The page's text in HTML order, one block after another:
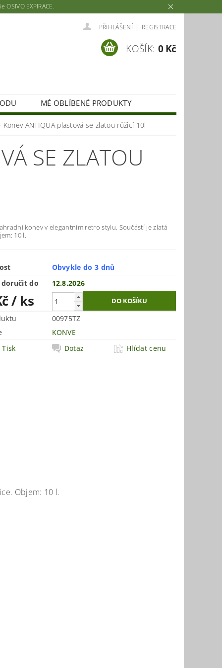
EXPIRACE.
PŘIHLÁŠENÍ | REGISTRACE
KOŠÍK: 0 Kč
MÉ OBLÍBENÉ PRODUKTY
Konev ANTIQUA plastová se zlatou růžicí 10l
SE ZLATOU
konev v elegantním retro stylu. Součástí je zlatá
10 l.
Obvykle do 3 dnů
doručit do
12.8.2026
/ ks
00975TZ
KONVE
Tisk
Dotaz Hlídat cenu
Objem: 10 l.